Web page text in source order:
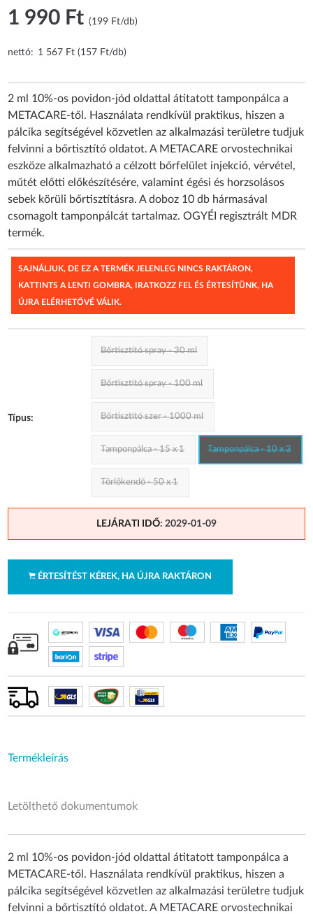
1 990 Ft(199 Ft/db)
nettó: 1 567 Ft (157 Ft/db)
2 ml 10%-os povidon-jód oldattal átitatott tamponpálca a
METACARE-től. Használata rendkívül praktikus, hiszen a
pálcika segítségével közvetlen az alkalmazási területre tudjuk
felvinni a bőrtisztító oldatot. A METACARE orvostechnikai
eszköze alkalmazható a célzott bőrfelület injekció, vérvétel,
műtét előtti előkészítésére, valamint égési és horzsolásos
sebek körüli bőrtisztításra. A doboz 10 db hármasával
csomagolt tamponpálcát tartalmaz. OGYÉI regisztrált MDR
termék.
SAJNÁLJUK, DE EZ A TERMÉK JELENLEG NINCS RAKTÁRON,
KATTINTS A LENTI GOMBRA, IRATKOZZ FEL ÉS ÉRTESÍTÜNK, HA
ÚJRA ELÉRHETŐVÉ VÁLIK.
Típus:
Bőrtisztító spray - 30 ml
Bőrtisztító spray - 100 ml
Bőrtisztító szer - 1000 ml
Tamponpálca - 15 x 1 Tamponpálca - 10 x 3
Törlőkendő - 50 x 1
LEJÁRATI IDŐ: 2029-01-09
ÉRTESÍTÉST KÉREK, HA ÚJRA RAKTÁRON
Termékleírás
Letölthető dokumentumok
2 ml 10%-os povidon-jód oldattal átitatott tamponpálca a
METACARE-től. Használata rendkívül praktikus, hiszen a
pálcika segítségével közvetlen az alkalmazási területre tudjuk
felvinni a bőrtisztító oldatot. A METACARE orvostechnikai